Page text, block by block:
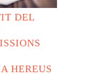
DEL
HEREUS